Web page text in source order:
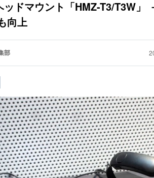
ッドマウント「HMZ-T3/T3W」
向上
部